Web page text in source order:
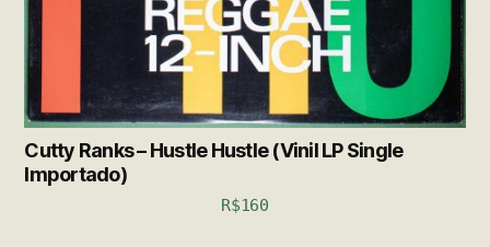
Cutty Ranks – Hustle Hustle (Vinil LP Single
Importado)
R$160